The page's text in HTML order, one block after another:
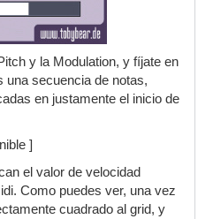
y la Modulation, y fíjate en
una secuencia de notas,
en justamente el inicio de
]
el valor de velocidad
Como puedes ver, una vez
cuadrado al grid, y